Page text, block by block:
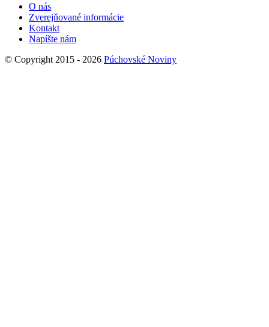
O nás
Zverejňované informácie
Kontakt
Napíšte nám
© Copyright 2015 - 2026 Púchovské Noviny